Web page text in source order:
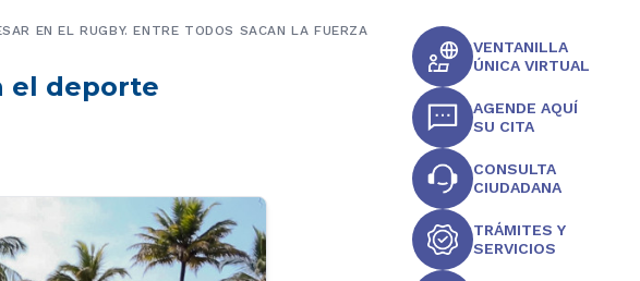
el deporte
EN EL RUGBY. ENTRE TODOS SACAN LA FUERZA
VENTANILLA
ÚNICA VIRTUAL
AGENDE AQUÍ
SU CITA
CONSULTA
CIUDADANA
TRÁMITES Y
SERVICIOS